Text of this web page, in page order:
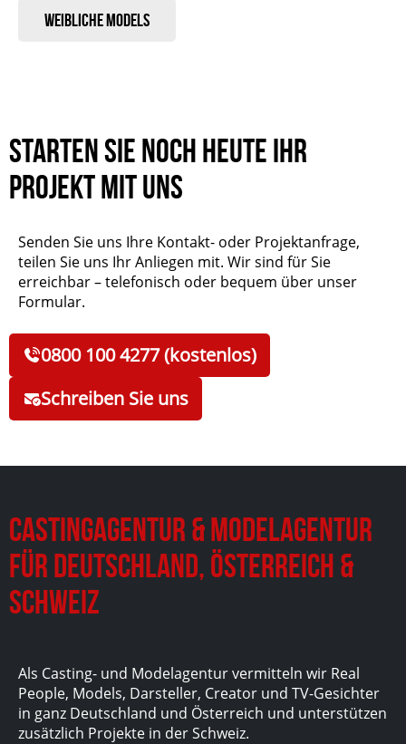
Weibliche Models
Starten Sie noch heute Ihr
Projekt mit uns
Senden Sie uns Ihre Kontakt- oder Projektanfrage,
teilen Sie uns Ihr Anliegen mit. Wir sind für Sie
erreichbar – telefonisch oder bequem über unser
Formular.
0800 100 4277 (kostenlos)
Schreiben Sie uns
Castingagentur & Modelagentur
für Deutschland, Österreich &
Schweiz
Als Casting- und Modelagentur vermitteln wir Real
People, Models, Darsteller, Creator und TV-Gesichter
in ganz Deutschland und Österreich und unterstützen
zusätzlich Projekte in der Schweiz.